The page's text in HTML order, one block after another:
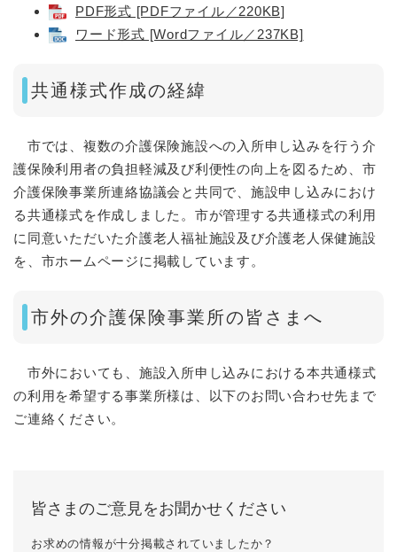
PDF形式 [PDFファイル／220KB]
ワード形式 [Wordファイル／237KB]
共通様式作成の経緯
市では、複数の介護保険施設への入所申し込みを行う介
護保険利用者の負担軽減及び利便性の向上を図るため、市
介護保険事業所連絡協議会と共同で、施設申し込みにおけ
る共通様式を作成しました。市が管理する共通様式の利用
に同意いただいた介護老人福祉施設及び介護老人保健施設
を、市ホームページに掲載しています。
市外の介護保険事業所の皆さまへ
市外においても、施設入所申し込みにおける本共通様式
の利用を希望する事業所様は、以下のお問い合わせ先まで
ご連絡ください。
皆さまのご意見をお聞かせください
お求めの情報が十分掲載されていましたか？